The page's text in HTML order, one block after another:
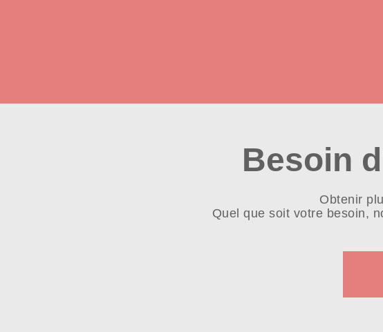
Besoin
Obtenir
Quel que soit votre besoin,